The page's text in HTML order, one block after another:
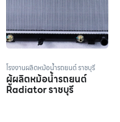
โรงงานผลิตหม้อน้ำรถยนต์ ราชบุรี
ผู้ผลิตหม้อน้ำรถยนต์
Radiator ราชบุรี